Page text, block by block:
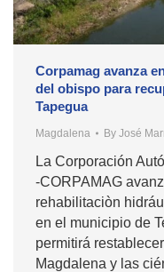
Corpamag avanza
del obispo para
Tapegua
Magdalena By José
La Corporación
-CORPAMAG
rehabilitaciòn
en el municipio de
permitirá
Magdalena y las